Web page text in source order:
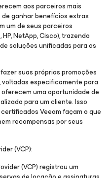
aos parceiros mais
ganhar benefícios extras
um de seus parceiros
NetApp, Cisco), trazendo
soluções unificadas para os
suas próprias promoções
voltadas especificamente para
uma oportunidade de
para um cliente. Isso
Veeam façam o que
recompensas por seus
(VCP):
(VCP) registrou um